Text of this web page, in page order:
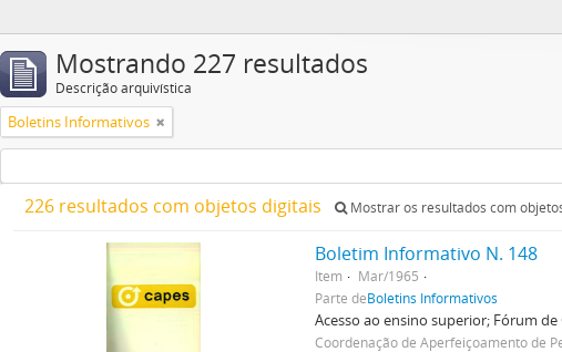
Mostrando 227 resultados
Descrição arquivística
Boletins Informativos
226 resultados com objetos digitais Mostrar os resultados com
Boletim Informativo N. 148
Item
Mar/1965
Parte deBoletins Informativos
Acesso ao ensino superior; Fórum
Coordenação de Aperfeiçoamento de